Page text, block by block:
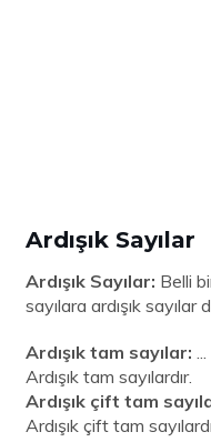
Ardışık Sayılar
Ardışık Sayılar: Belli
sayılara ardışık sayılar
Ardışık tam sayılar:
Ardışık tam sayılardır.
Ardışık çift tam
Ardışık çift tam